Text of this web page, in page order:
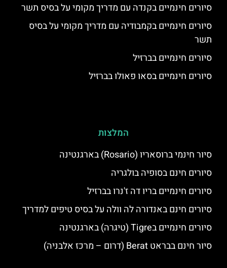
סיורים חינמיים בקנדה עם מדריך מקומי על בסיס תשר
סיורים חינמיים בקמבודיה עם מדריך מקומי על בסיס
תשר
סיורים חינמיים בברזיל
סיורים חינמיים בסאו פאולו בברזיל
המלצות
סיור חינמי ברוסאריו (Rosario) בארגנטינה
סיורים חינם בסופיה בולגריה
סיורים חינמיים בריו דה ז'נרו בברזיל
סיורים חינם באנדורה לה וולה על בסיס טיפים למדריך
סיורים חינמיים בTigre (טיגרה) בארגנטינה
סיור חינם בבראט Berat (דרום – מרכז אלבניה)